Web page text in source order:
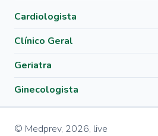
Cardiologista
Clínico Geral
Geriatra
Ginecologista
© Medprev, 2026, live